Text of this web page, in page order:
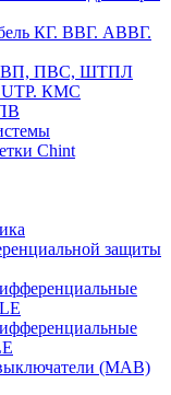
КГ. ВВГ. АВВГ.
ПВС, ШТПЛ
UTP. КМС
Chint
защиты
(МАВ)